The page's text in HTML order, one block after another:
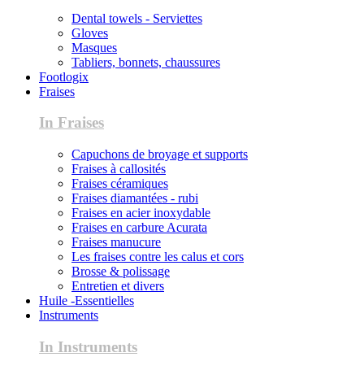
Dental towels - Serviettes
Gloves
Masques
Tabliers, bonnets, chaussures
Footlogix
Fraises
In Fraises
Capuchons de broyage et supports
Fraises à callosités
Fraises céramiques
Fraises diamantées - rubi
Fraises en acier inoxydable
Fraises en carbure Acurata
Fraises manucure
Les fraises contre les calus et cors
Brosse & polissage
Entretien et divers
Huile -Essentielles
Instruments
In Instruments